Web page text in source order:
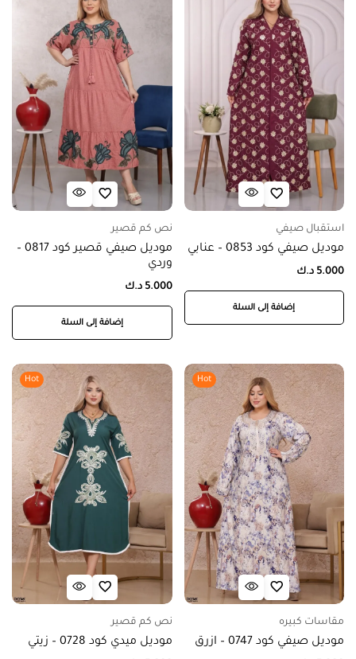
استقبال صيفي
موديل صيفي كود 0853 – عنابي
5.000 د.ك
إضافة إلى السلة
نص كم قصير
موديل صيفي قصير كود 0817 –
وردي
5.000 د.ك
إضافة إلى السلة
Hot
مقاسات كبيره
موديل صيفي كود 0747 – ازرق
Hot
نص كم قصير
موديل ميدي كود 0728 – زيتي